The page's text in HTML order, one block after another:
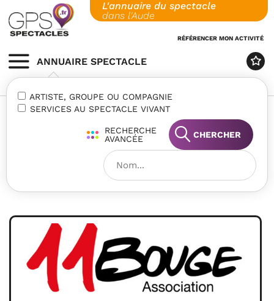
to
content
L'annuaire du spectacle
dans l'Aude
RÉFÉRENCER MON ACTIVITÉ
MENU
ANNUAIRE SPECTACLE
ARTISTE, GROUPE OU COMPAGNIE
SERVICES AU SPECTACLE VIVANT
RECHERCHE
AVANCÉE
CHERCHER